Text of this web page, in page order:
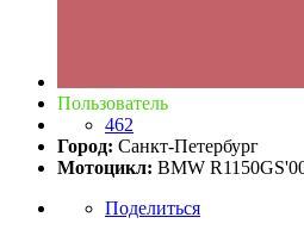
Пользователь
462
Город: Санкт-Петербург
Мотоцикл: BMW
Поделиться